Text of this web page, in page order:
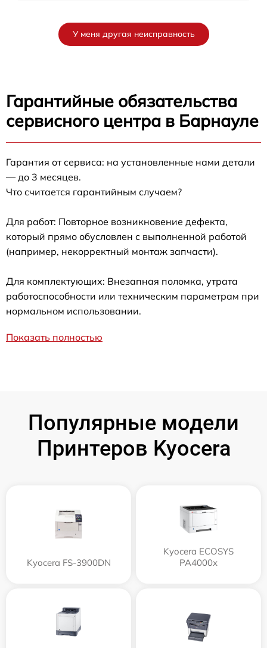
У меня другая неисправность
Гарантийные обязательства
сервисного центра в Барнауле
Гарантия от сервиса: на установленные нами детали
— до 3 месяцев.
Что считается гарантийным случаем?
Для работ: Повторное возникновение дефекта,
который прямо обусловлен с выполненной работой
(например, некорректный монтаж запчасти).
Для комплектующих: Внезапная поломка, утрата
работоспособности или техническим параметрам при
нормальном использовании.
Показать полностью
Популярные модели
Принтеров Kyocera
Kyocera FS-3900DN
Kyocera ECOSYS
PA4000x